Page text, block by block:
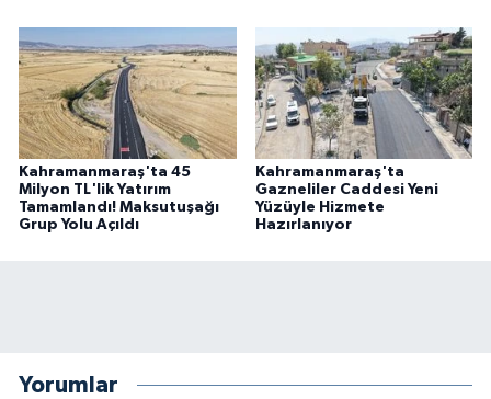
Kahramanmaraş'ta 45
Milyon TL'lik Yatırım
Tamamlandı! Maksutuşağı
Grup Yolu Açıldı
Kahramanmaraş'ta
Gazneliler Caddesi Yeni
Yüzüyle Hizmete
Hazırlanıyor
Yorumlar